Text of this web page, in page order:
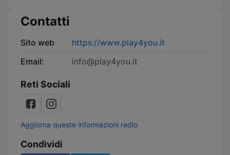
Contatti
Sito web
https://www.play4you.it
Email:
info@play4you.it
Reti Sociali
Aggiorna queste informazioni radio
Condividi